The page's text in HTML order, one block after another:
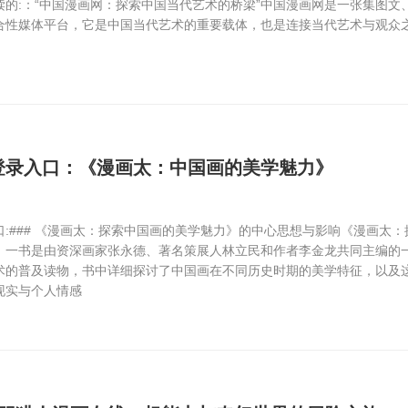
:：“中国漫画网：探索中国当代艺术的桥梁”中国漫画网是一张集图文
性媒体平台，它是中国当代艺术的重要载体，也是连接当代艺术与观众
入口：《漫画太：中国画的美学魅力》
:### 《漫画太：探索中国画的美学魅力》的中心思想与影响《漫画太：
一书是由资深画家张永德、著名策展人林立民和作者李金龙共同主编的
的普及读物，书中详细探讨了中国画在不同历史时期的美学特征，以及
实与个人情感